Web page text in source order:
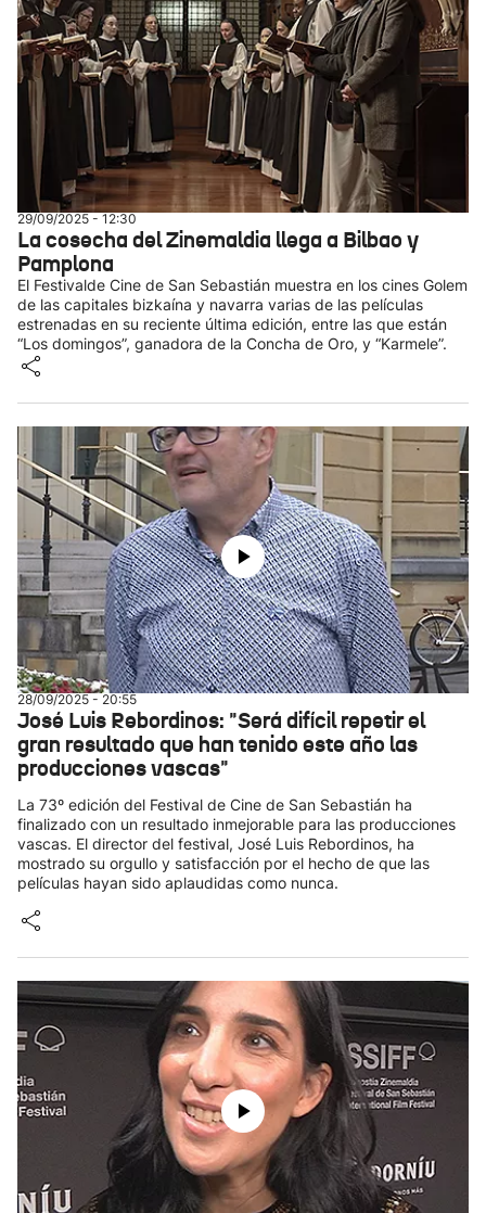
29/09/2025 - 12:30
La cosecha del Zinemaldia llega a Bilbao y
Pamplona
El Festivalde Cine de San Sebastián muestra en los cines Golem
de las capitales bizkaína y navarra varias de las películas
estrenadas en su reciente última edición, entre las que están
“Los domingos”, ganadora de la Concha de Oro, y “Karmele”.
28/09/2025 - 20:55
José Luis Rebordinos: "Será difícil repetir el
gran resultado que han tenido este año las
producciones vascas"
La 73º edición del Festival de Cine de San Sebastián ha
finalizado con un resultado inmejorable para las producciones
vascas. El director del festival, José Luis Rebordinos, ha
mostrado su orgullo y satisfacción por el hecho de que las
películas hayan sido aplaudidas como nunca.